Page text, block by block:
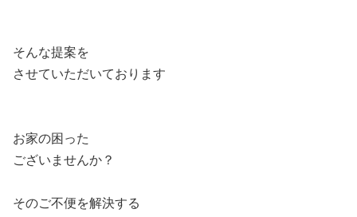
そんな提案を
させていただいております
お家の困った
ございませんか？
そのご不便を解決する